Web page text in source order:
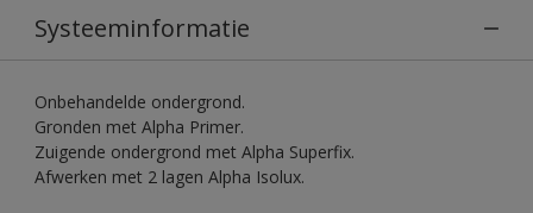
Systeeminformatie
Onbehandelde ondergrond.
Gronden met Alpha Primer.
Zuigende ondergrond met Alpha Superfix.
Afwerken met 2 lagen Alpha Isolux.